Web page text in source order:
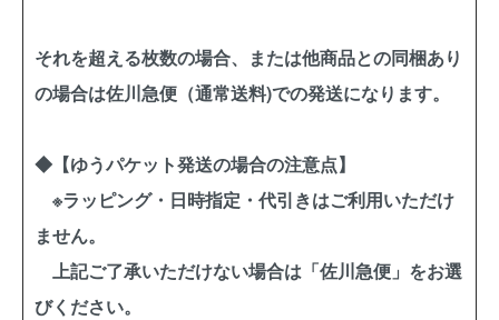
それを超える枚数の場合、または他商品との同梱あり
の場合は佐川急便（通常送料)での発送になります。
◆【ゆうパケット発送の場合の注意点】
※ラッピング・日時指定・代引きはご利用いただけ
ません。
上記ご了承いただけない場合は「佐川急便」をお選
びください。